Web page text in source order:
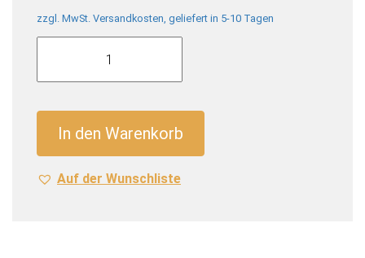
zzgl. MwSt. Versandkosten, geliefert in 5-10 Tagen
Coca
(24
Liter
Dosen
DK)
In den Warenkorb
Auf der Wunschliste